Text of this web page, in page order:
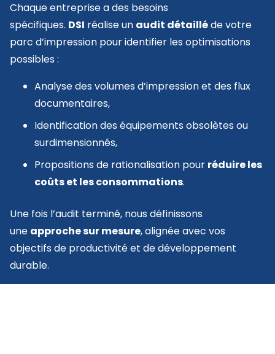
Chaque entreprise a des besoins
spécifiques. DSI réalise un audit détailléde votre
parc d’impression pour identifier les optimisations
possibles :
Analyse des volumes d’impression et des flux
documentaires,
Identification des équipements obsolètes ou
surdimensionnés,
Propositions de rationalisation pour réduire les
coûts et les consommations.
Une fois l’audit terminé, nous définissons
une approche sur mesure, alignée avec vos
objectifs de productivité et de développement
durable.